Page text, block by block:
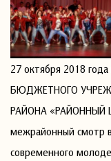
27 октября 2018
БЮДЖЕТНОГО
РАЙОНА «РАЙОННЫЙ
межрайонный смотр в
современного